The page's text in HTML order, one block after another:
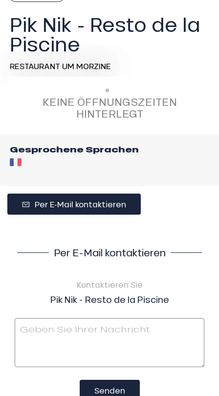
Pik Nik - Resto de la
Piscine
RESTAURANT UM MORZINE
KEINE ÖFFNUNGSZEITEN
HINTERLEGT
Gesprochene Sprachen
Per E-Mail kontaktieren
Per E-Mail kontaktieren
Kontaktieren Sie
Pik Nik - Resto de la Piscine
Senden